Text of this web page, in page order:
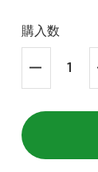
購入数